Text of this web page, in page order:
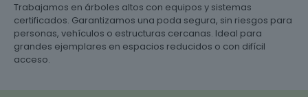
Trabajamos en árboles altos con equipos y sistemas
certificados. Garantizamos una poda segura, sin riesgos para
personas, vehículos o estructuras cercanas. Ideal para
grandes ejemplares en espacios reducidos o con difícil
acceso.